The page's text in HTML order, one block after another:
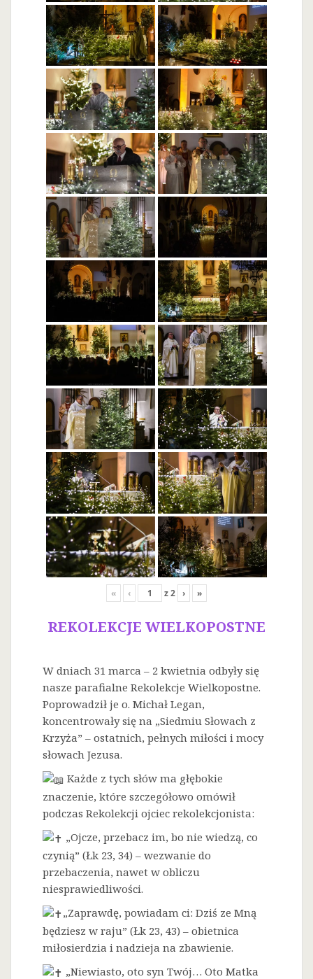
« ‹ z2 › »
REKOLEKCJE WIELKOPOSTNE
W dniach 31 marca – 2 kwietnia odbyły się
nasze parafialne Rekolekcje Wielkopostne.
Poprowadził je o. Michał Legan,
koncentrowały się na „Siedmiu Słowach z
Krzyża” – ostatnich, pełnych miłości i mocy
słowach Jezusa.
Każde z tych słów ma głębokie
znaczenie, które szczegółowo omówił
podczas Rekolekcji ojciec rekolekcjonista:
„Ojcze, przebacz im, bo nie wiedzą, co
czynią” (Łk 23, 34) – wezwanie do
przebaczenia, nawet w obliczu
niesprawiedliwości.
„Zaprawdę, powiadam ci: Dziś ze Mną
będziesz w raju” (Łk 23, 43) – obietnica
miłosierdzia i nadzieja na zbawienie.
„Niewiasto, oto syn Twój… Oto Matka